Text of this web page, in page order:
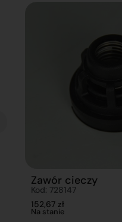
Zawór cieczy
Kod: 728147
152,67 zł
Na stanie